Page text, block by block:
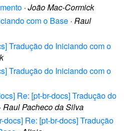
· João Mac-Cormick
com o Base · Raul
Tradução do Iniciando com o
Tradução do Iniciando com o
Re: [pt-br-docs] Tradução do
· Raul Pacheco da Silva
docs] Re: [pt-br-docs] Tradução